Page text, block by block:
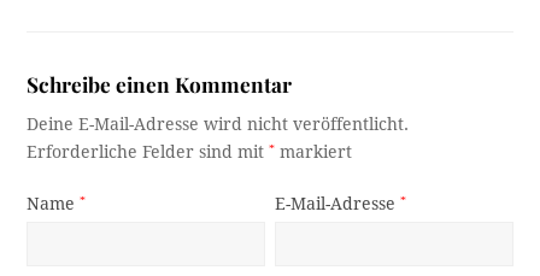
Schreibe einen Kommentar
Deine E-Mail-Adresse wird nicht veröffentlicht.
Erforderliche Felder sind mit* markiert
Name* E-Mail-Adresse*